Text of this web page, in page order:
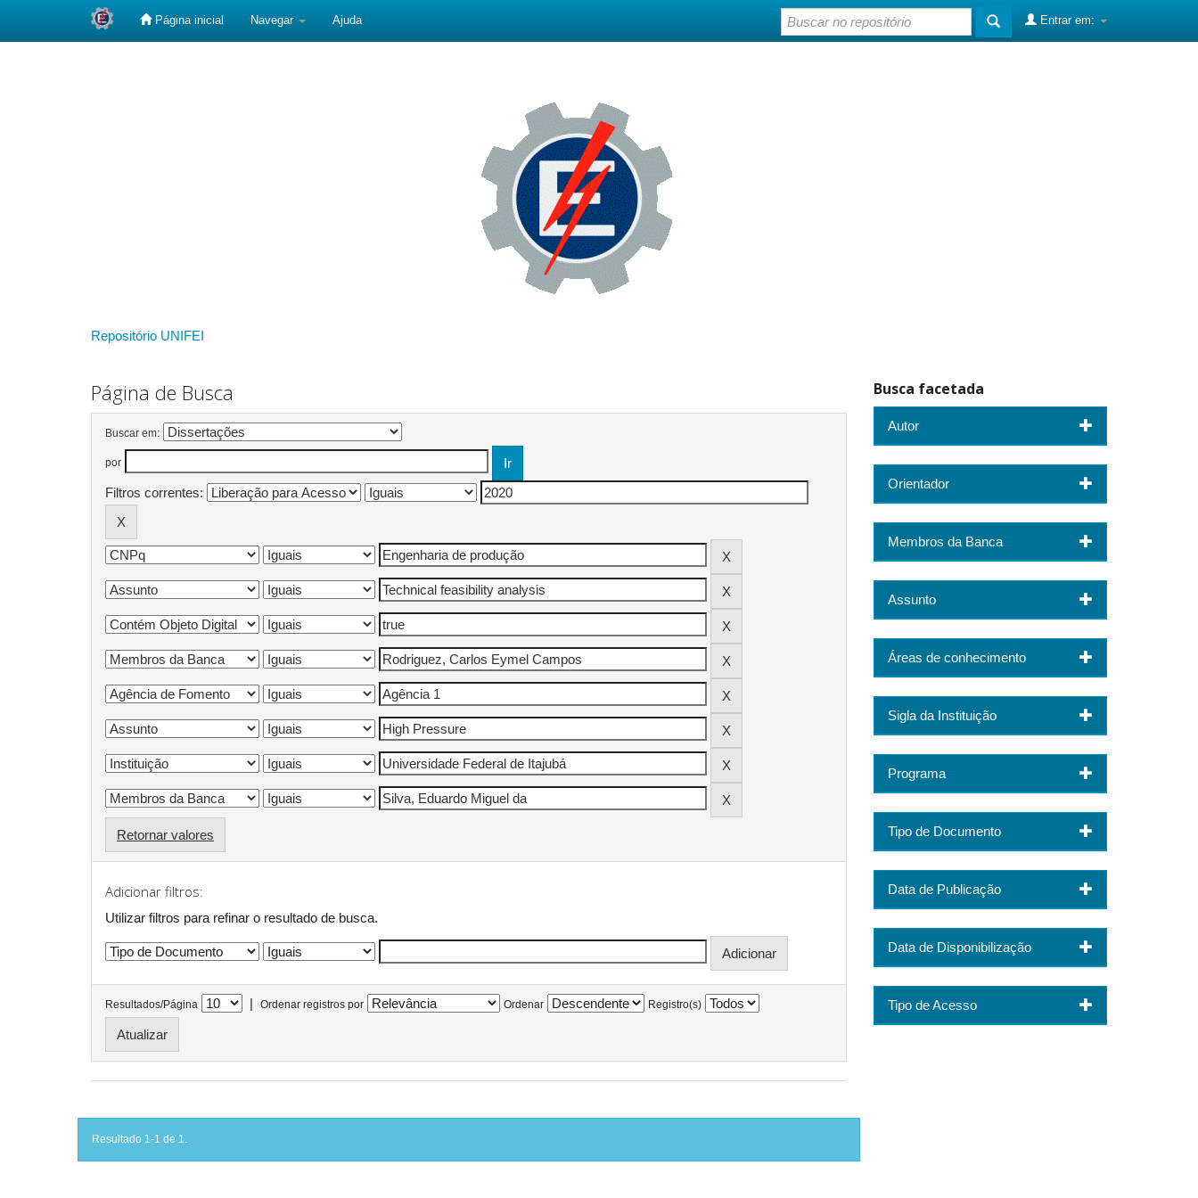
Página inicial Navegar Ajuda Entrar em:
Repositório UNIFEI
Página de Busca
Buscar em:
por
Filtros correntes:
Retornar valores
Adicionar filtros:
Utilizar filtros para refinar o resultado de busca.
Resultados/Página | Ordenar registros por Ordenar Registro(s)
Resultado 1-1 de 1.
Busca facetada
Autor
Orientador
Membros da Banca
Assunto
Áreas de conhecimento
Sigla da Instituição
Programa
Tipo de Documento
Data de Publicação
Data de Disponibilização
Tipo de Acesso